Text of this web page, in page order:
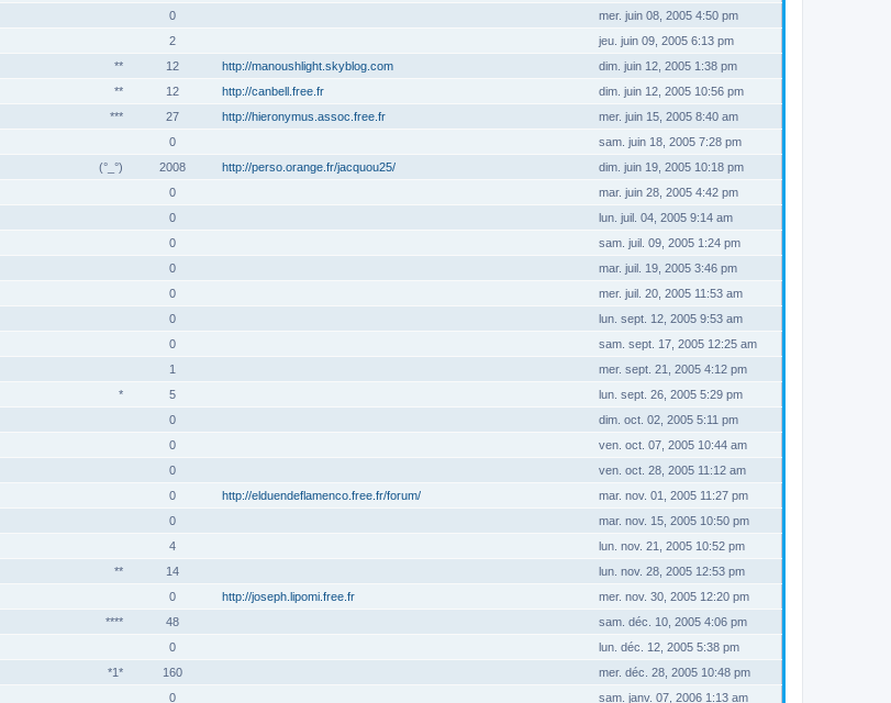
0
mer. juin 08, 2005 4:50 pm
2
jeu. juin 09, 2005 6:13 pm
**
12 http://manoushlight.skyblog.com
dim. juin 12, 2005 1:38 pm
**
12 http://canbell.free.fr
dim. juin 12, 2005 10:56 pm
***
27 http://hieronymus.assoc.free.fr
mer. juin 15, 2005 8:40 am
0
sam. juin 18, 2005 7:28 pm
(°_°)
2008 http://perso.orange.fr/jacquou25/
dim. juin 19, 2005 10:18 pm
0
mar. juin 28, 2005 4:42 pm
0
lun. juil. 04, 2005 9:14 am
0
sam. juil. 09, 2005 1:24 pm
0
mar. juil. 19, 2005 3:46 pm
0
mer. juil. 20, 2005 11:53 am
0
lun. sept. 12, 2005 9:53 am
0
sam. sept. 17, 2005 12:25 am
1
mer. sept. 21, 2005 4:12 pm
*
5
lun. sept. 26, 2005 5:29 pm
0
dim. oct. 02, 2005 5:11 pm
0
ven. oct. 07, 2005 10:44 am
0
ven. oct. 28, 2005 11:12 am
0 http://elduendeflamenco.free.fr/forum/
mar. nov. 01, 2005 11:27 pm
0
mar. nov. 15, 2005 10:50 pm
4
lun. nov. 21, 2005 10:52 pm
**
14
lun. nov. 28, 2005 12:53 pm
0 http://joseph.lipomi.free.fr
mer. nov. 30, 2005 12:20 pm
****
48
sam. déc. 10, 2005 4:06 pm
0
lun. déc. 12, 2005 5:38 pm
*1*
160
mer. déc. 28, 2005 10:48 pm
0 sam. janv. 07, 2006 1:13 am